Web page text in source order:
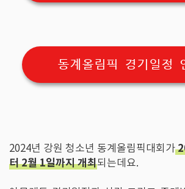
동계올림픽 경기일정
2024년 강원 청소년 동계올림픽대회가
터 2월 1일까지 개최되는데요.